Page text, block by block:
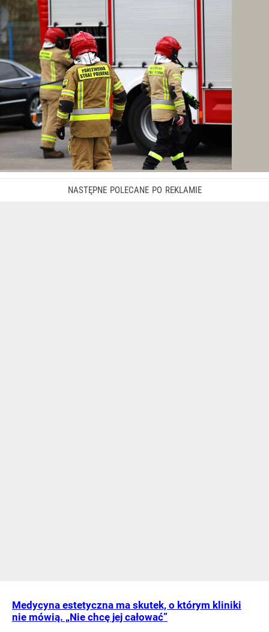
Medycyna estetyczna ma skutek, o którym kliniki
nie mówią. „Nie chcę jej całować”